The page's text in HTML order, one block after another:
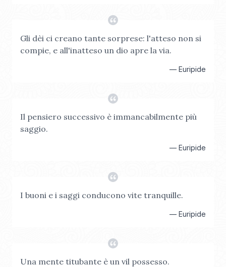
Gli dèi ci creano tante sorprese: l'atteso non si
compie, e all'inatteso un dio apre la via.
— Euripide
Il pensiero successivo è immancabilmente più
saggio.
— Euripide
I buoni e i saggi conducono vite tranquille.
— Euripide
Una mente titubante è un vil possesso.